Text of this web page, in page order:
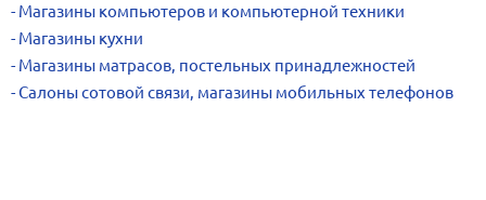
Магазины компьютеров и компьютерной техники
Магазины кухни
Магазины матрасов, постельных принадлежностей
Салоны сотовой связи, магазины мобильных телефонов